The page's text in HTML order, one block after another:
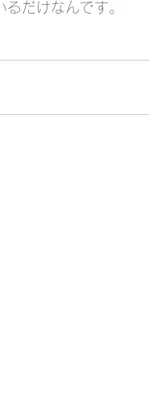
だけなんです。